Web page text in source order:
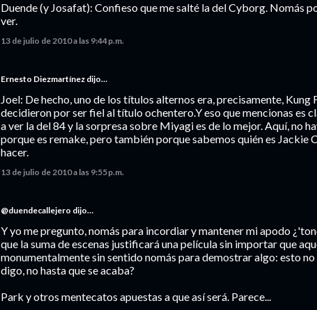
Duende (y Josafat): Confieso que me salté la del Cyborg. Nomás
ver.
13 de julio de 2010 a las 9:44 p.m.
Ernesto Diezmartínez dijo…
Joel: De hecho, uno de los títulos alternos era, precisamente, Kung
decidieron por ser fiel al título ochentero.Y eso que mencionas es
a ver la del 84 y la sorpresa sobre Miyagi es de lo mejor. Aquí, no
porque es remake, pero también porque sabemos quién es Jackie
hacer.
13 de julio de 2010 a las 9:55 p.m.
@duendecallejero dijo…
Y yo me pregunto, nomás para incordiar y mantener mi apodo
que la suma de escenas justificará una película sin importar que
monumentalmente sin sentido nomás para demostrar algo: esto no
digo, no hasta que se acaba?
Park y otros mentecatos apuestas a que así será. Parece...